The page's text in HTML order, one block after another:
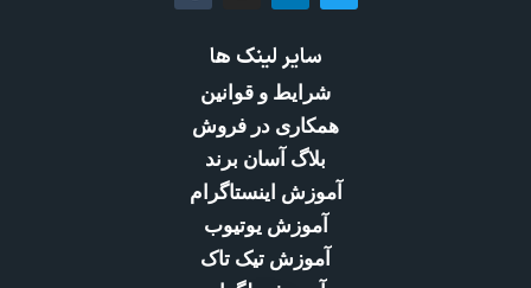
سایر لینک ها
شرایط و قوانین
همکاری در فروش
بلاگ آسان برند
آموزش اینستاگرام
آموزش یوتیوب
آموزش تیک تاک